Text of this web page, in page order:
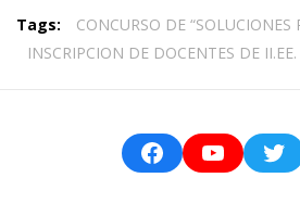
Tags: CONCURSO DE “SOLUCIONES
INSCRIPCION DE DOCENTES DE